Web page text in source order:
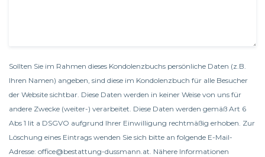
Sollten Sie im Rahmen dieses Kondolenzbuchs persönliche Daten (z.B.
Ihren Namen) angeben, sind diese im Kondolenzbuch für alle Besucher
der Website sichtbar. Diese Daten werden in keiner Weise von uns für
andere Zwecke (weiter-) verarbeitet. Diese Daten werden gemäß Art 6
Abs 1 lit a DSGVO aufgrund Ihrer Einwilligung rechtmäßig erhoben. Zur
Löschung eines Eintrags wenden Sie sich bitte an folgende E-Mail-
Adresse: office@bestattung-dussmann.at. Nähere Informationen